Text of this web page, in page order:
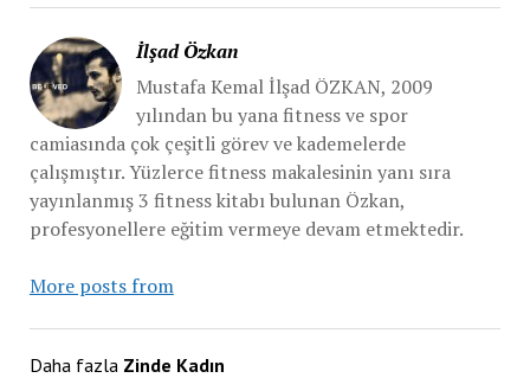
İlşad Özkan
Mustafa Kemal İlşad ÖZKAN, 2009
yılından bu yana fitness ve spor
camiasında çok çeşitli görev ve kademelerde
çalışmıştır. Yüzlerce fitness makalesinin yanı sıra
yayınlanmış 3 fitness kitabı bulunan Özkan,
profesyonellere eğitim vermeye devam etmektedir.
More posts from
Daha fazla Zinde Kadın